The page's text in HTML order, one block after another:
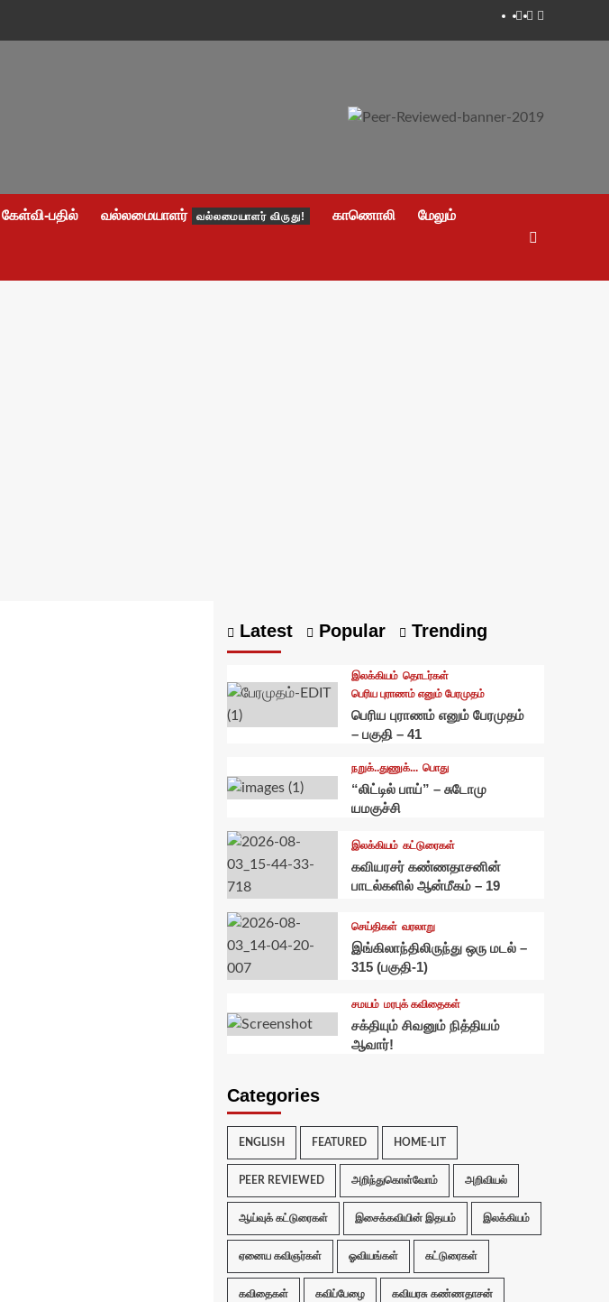
Facebook
Twitter
Youtube
கேள்வி-பதில் வல்லமையாளர் வல்லமையாளர் விருது! காணொலி மேலும்
Latest Popular Trending
இலக்கியம் தொடர்கள்
பெரிய புராணம் எனும் பேரமுதம்
பெரிய புராணம் எனும் பேரமுதம்
– பகுதி – 41
நறுக்..துணுக்... பொது
“லிட்டில் பாய்” – சுடோமு
யமகுச்சி
இலக்கியம் கட்டுரைகள்
கவியரசர் கண்ணதாசனின்
பாடல்களில் ஆன்மீகம் – 19
செய்திகள் வரலாறு
இங்கிலாந்திலிருந்து ஒரு மடல் –
315 (பகுதி-1)
சமயம் மரபுக் கவிதைகள்
சக்தியும் சிவனும் நித்தியம்
ஆவார்!
Categories
ENGLISH FEATURED HOME-LIT
PEER REVIEWED அறிந்துகொள்வோம் அறிவியல்
ஆய்வுக் கட்டுரைகள் இசைக்கவியின் இதயம் இலக்கியம்
ஏனைய கவிஞர்கள் ஓவியங்கள் கட்டுரைகள்
கவிதைகள் கவிப்பேழை கவியரசு கண்ணதாசன்